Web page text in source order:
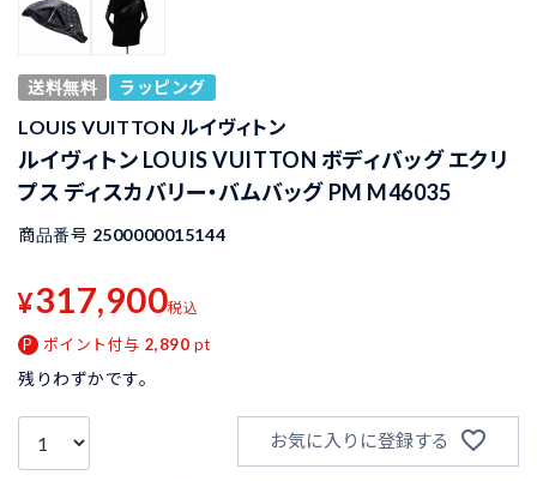
送料無料 ラッピング
LOUIS VUITTON ルイヴィトン
ルイヴィトン LOUIS VUITTON ボディバッグ エクリ
プス ディスカバリー・バムバッグ PM M46035
商品番号 2500000015144
¥317,900税込
ポイント付与 2,890 pt
残りわずかです。
お気に入りに登録する